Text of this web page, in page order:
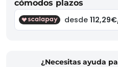
cómodos plazos
¿Necesitas ayuda